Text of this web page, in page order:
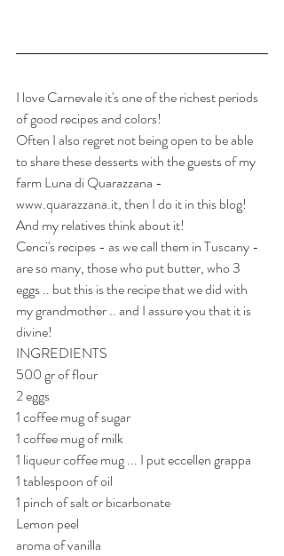
I love Carnevale it's one of the richest periods
of good recipes and colors!
Often I also regret not being open to be able
to share these desserts with the guests of my
farm Luna di Quarazzana -
www.quarazzana.it, then I do it in this blog!
And my relatives think about it!
Cenci's recipes - as we call them in Tuscany -
are so many, those who put butter, who 3
eggs .. but this is the recipe that we did with
my grandmother .. and I assure you that it is
divine!
INGREDIENTS
500 gr of flour
2 eggs
1 coffee mug of sugar
1 coffee mug of milk
1 liqueur coffee mug ... I put eccellen grappa
1 tablespoon of oil
1 pinch of salt or bicarbonate
Lemon peel
aroma of vanilla